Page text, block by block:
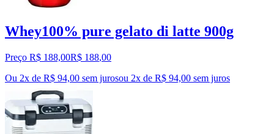
Whey100% pure gelato di latte 900g
Preço R$ 188,00R$ 188,00
Ou 2x de R$ 94,00 sem jurosou 2x de R$ 94,00 sem juros